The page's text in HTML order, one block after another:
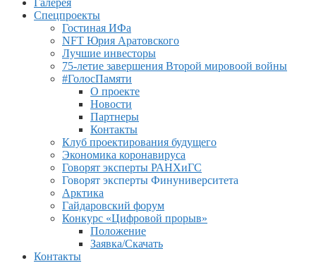
Галерея
Спецпроекты
Гостиная ИФа
NFT Юрия Аратовского
Лучшие инвесторы
75-летие завершения Второй мировоой войны
#ГолосПамяти
О проекте
Новости
Партнеры
Контакты
Клуб проектирования будущего
Экономика коронавируса
Говорят эксперты РАНХиГС
Говорят эксперты Финуниверситета
Арктика
Гайдаровский форум
Конкурс «Цифровой прорыв»
Положение
Заявка/Скачать
Контакты